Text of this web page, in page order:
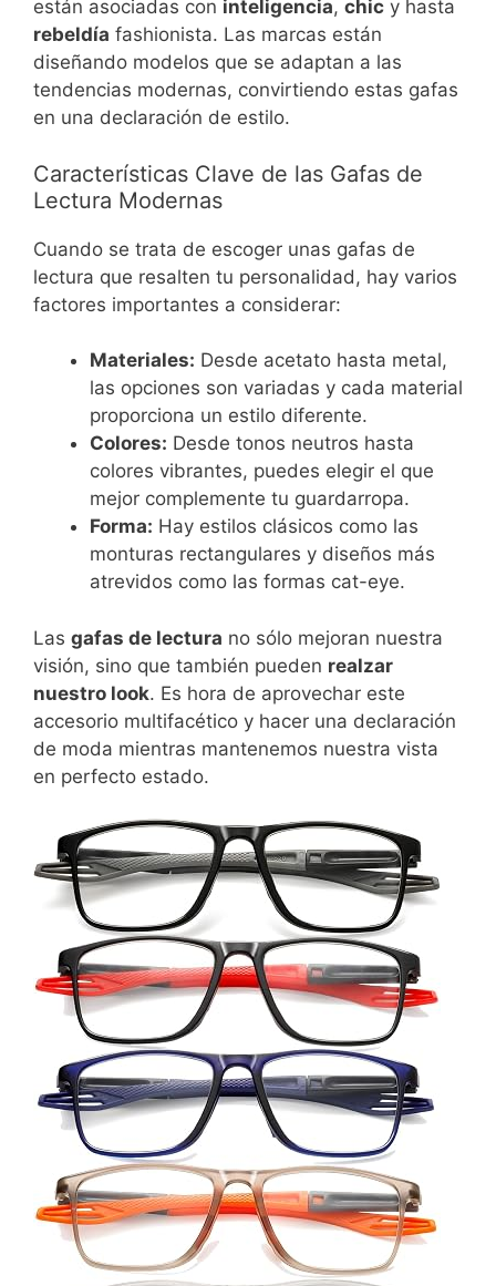
están asociadas con inteligencia, chic y hasta
rebeldía fashionista. Las marcas están
diseñando modelos que se adaptan a las
tendencias modernas, convirtiendo estas gafas
en una declaración de estilo.
Características Clave de las Gafas de
Lectura Modernas
Cuando se trata de escoger unas gafas de
lectura que resalten tu personalidad, hay varios
factores importantes a considerar:
Materiales: Desde acetato hasta metal,
las opciones son variadas y cada material
proporciona un estilo diferente.
Colores: Desde tonos neutros hasta
colores vibrantes, puedes elegir el que
mejor complemente tu guardarropa.
Forma: Hay estilos clásicos como las
monturas rectangulares y diseños más
atrevidos como las formas cat-eye.
Las gafas de lectura no sólo mejoran nuestra
visión, sino que también pueden realzar
nuestro look. Es hora de aprovechar este
accesorio multifacético y hacer una declaración
de moda mientras mantenemos nuestra vista
en perfecto estado.